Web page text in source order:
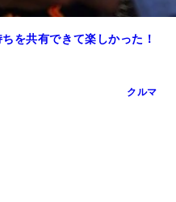
を共有できて楽しかった！
クルマ